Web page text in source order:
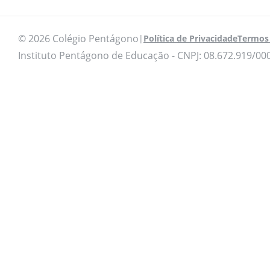
© 2026 Colégio Pentágono | Política de Privacidade
Instituto Pentágono de Educação - CNPJ: 08.672.919/